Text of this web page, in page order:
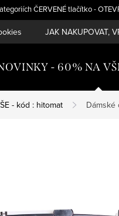
ČERVENÉ tlačítko -
JAK NAKUPOVAT,
- 60% NA
- kód : hitomat Dámské